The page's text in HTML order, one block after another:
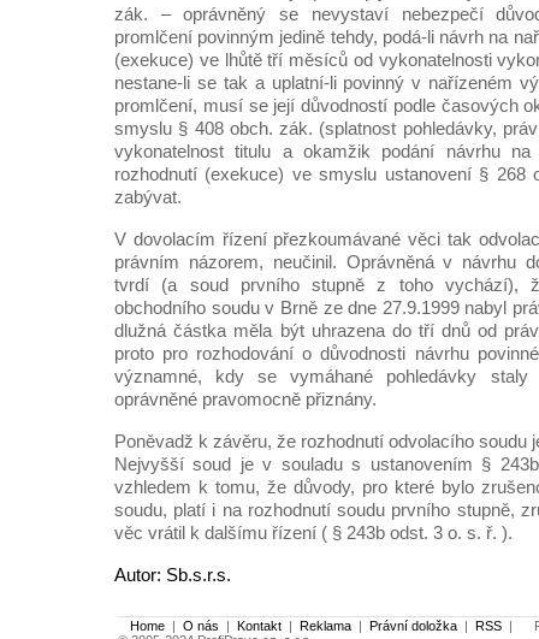
zák. – oprávněný se nevystaví nebezpečí
promlčení povinným jedině tehdy, podá-li návrh na
(exekuce) ve lhůtě tří měsíců od vykonatelnosti
nestane-li se tak a uplatní-li povinný v nařízeném
promlčení, musí se její důvodností podle časových
smyslu § 408 obch. zák. (splatnost pohledávky,
vykonatelnost titulu a okamžik podání návrhu
rozhodnutí (exekuce) ve smyslu ustanovení §
zabývat.
V dovolacím řízení přezkoumávané věci tak
právním názorem, neučinil. Oprávněná v návrhu
tvrdí (a soud prvního stupně z toho vychází),
obchodního soudu v Brně ze dne 27.9.1999 nabyl
dlužná částka měla být uhrazena do tří dnů od
proto pro rozhodování o důvodnosti návrhu
významné, kdy se vymáhané pohledávky
oprávněné pravomocně přiznány.
Poněvadž k závěru, že rozhodnutí odvolacího soudu
Nejvyšší soud je v souladu s ustanovením §
vzhledem k tomu, že důvody, pro které bylo
soudu, platí i na rozhodnutí soudu prvního stupně,
věc vrátil k dalšímu řízení ( § 243b odst. 3 o. s. ř. ).
Autor: Sb.s.r.s.
Home | O nás | Kontakt | Reklama | Právní doložka | RSS |